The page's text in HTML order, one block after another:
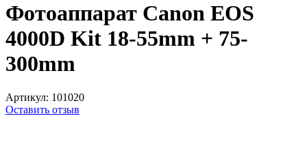
Фотоаппарат Canon EOS
4000D Kit 18-55mm + 75-
300mm
Артикул: 101020
Оставить отзыв